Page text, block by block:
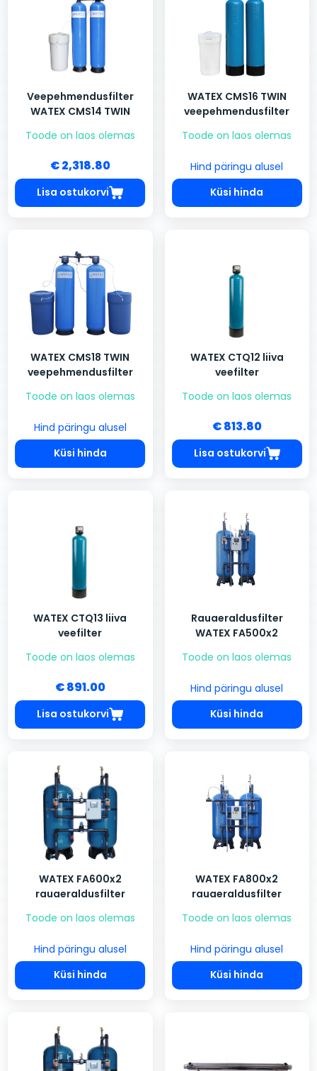
Veepehmendusfilter
WATEX CMS14 TWIN
Toode on laos olemas
€ 2,318.80
Lisa ostukorvi
WATEX CMS16 TWIN
veepehmendusfilter
Toode on laos olemas
Hind päringu alusel
Küsi hinda
WATEX CMS18 TWIN
veepehmendusfilter
Toode on laos olemas
Hind päringu alusel
Küsi hinda
WATEX CTQ12 liiva
veefilter
Toode on laos olemas
€ 813.80
Lisa ostukorvi
WATEX CTQ13 liiva
veefilter
Toode on laos olemas
€ 891.00
Lisa ostukorvi
Rauaeraldusfilter
WATEX FA500x2
Toode on laos olemas
Hind päringu alusel
Küsi hinda
WATEX FA600x2
rauaeraldusfilter
Toode on laos olemas
Hind päringu alusel
Küsi hinda
WATEX FA800x2
rauaeraldusfilter
Toode on laos olemas
Hind päringu alusel
Küsi hinda